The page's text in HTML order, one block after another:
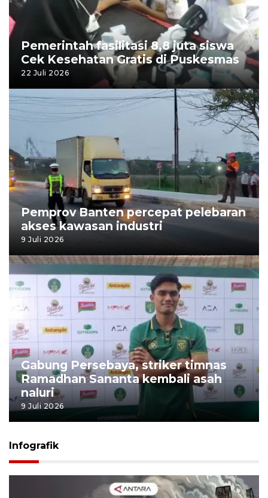
Pemerintah fasilitasi 8,8 juta siswa
Cek Kesehatan Gratis di Puskesmas
22 Juli 2026
Pemprov Banten percepat pelebaran
akses kawasan industri
9 Juli 2026
Gabung Persebaya, striker timnas
Ramadhan Sananta kembali asah
naluri
9 Juli 2026
Infografik